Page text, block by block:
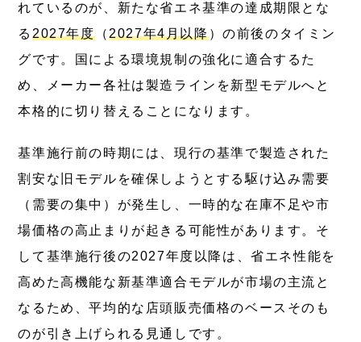
れているのが、新たな省エネ基準の達成期限とな
る2027年度（2027年4月以降）の前後のタイミン
グです。国による環境規制の強化に適合するた
め、メーカー各社は製造ラインを新型モデルへと
本格的に切り替えることになります。
基準施行前の時期には、現行の基準で製造された
割安な旧モデルを確保しようとする駆け込み需要
（需要の集中）が発生し、一時的な在庫不足や市
場価格の高止まりが起きる可能性があります。そ
して基準施行後の2027年度以降は、省エネ性能を
高めた高機能な新基準適合モデルが市場の主流と
なるため、平均的な店頭販売価格のベースそのも
のが引き上げられる見通しです。